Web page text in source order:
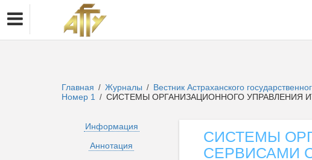
Главная / Журналы / Вестник Астраханского
Номер 1
/ СИСТЕМЫ ОРГАНИЗАЦИОННОГО УПРАВЛЕНИЯ
Информация
Аннотация
СИСТЕМЫ
СЕРВИСАМИ